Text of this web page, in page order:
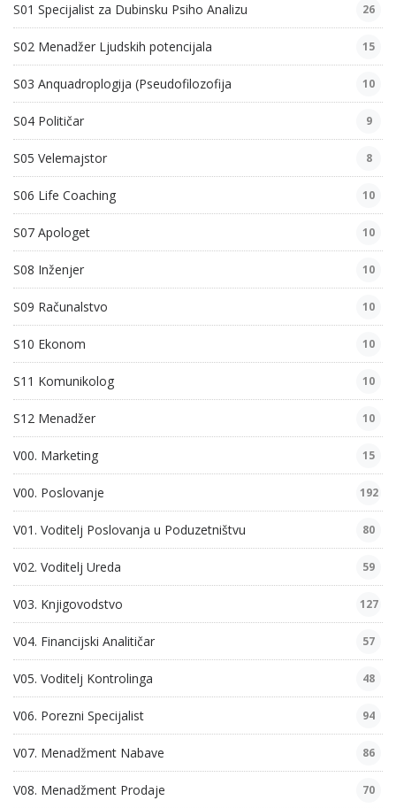
S01 Specijalist za Dubinsku Psiho Analizu 26
S02 Menadžer Ljudskih potencijala 15
S03 Anquadroplogija (Pseudofilozofija 10
S04 Političar 9
S05 Velemajstor 8
S06 Life Coaching 10
S07 Apologet 10
S08 Inženjer 10
S09 Računalstvo 10
S10 Ekonom 10
S11 Komunikolog 10
S12 Menadžer 10
V00. Marketing 15
V00. Poslovanje 192
V01. Voditelj Poslovanja u Poduzetništvu 80
V02. Voditelj Ureda 59
V03. Knjigovodstvo 127
V04. Financijski Analitičar 57
V05. Voditelj Kontrolinga 48
V06. Porezni Specijalist 94
V07. Menadžment Nabave 86
V08. Menadžment Prodaje 70